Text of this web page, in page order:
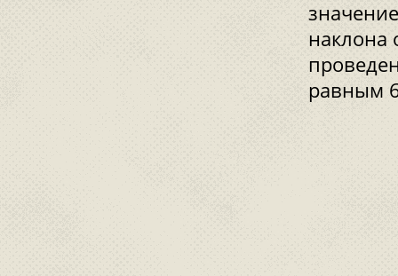
наклона
равным